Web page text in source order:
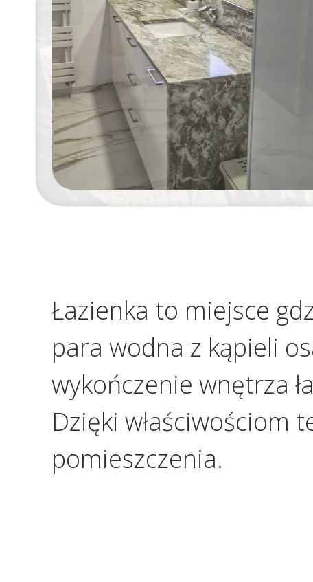
Łazienka to miejsce
para wodna z kąpieli
wykończenie wnętrza
Dzięki właściwościom
pomieszczenia.